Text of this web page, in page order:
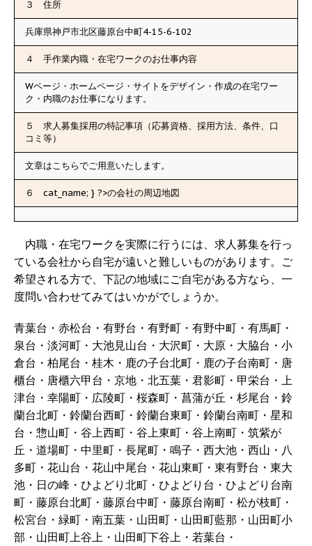
３ 住所
兵庫県神戸市北区藤原台中町4-15-6-102
４ 手作業内職・在宅ワークのお仕事内容
Wページ・ホームページ・サイトをデザイン・作成の在宅ワー
ク・内職のお仕事になります。
５ 求人募集採用の特記事項（応募資格、採用方法、条件、口
コミ等）
文章はこちらでご用意いたします。
６ cat_name; } ?>の会社の周辺地図
内職・在宅ワークを実際に行うには、求人募集を行っ
ている会社から自宅が遠いと難しいものがあります。ご
希望される方で、下記の地域にご自宅がある方なら、一
度問い合わせてみてはいかがでしょうか。
青葉台・赤松台・有野台・有野町・有野中町・有馬町・
泉台・淡河町・大池見山台・大沢町・大原・大脇台・小
倉台・柏尾台・桂木・鹿の子台北町・鹿の子台南町・唐
櫃台・唐櫃六甲台・京地・北五葉・君影町・甲栄台・上
津台・幸陽町・広陵町・桜森町・菖蒲が丘・杉尾台・鈴
蘭台北町・鈴蘭台西町・鈴蘭台東町・鈴蘭台南町・星和
台・惣山町・谷上西町・谷上東町・谷上南町・筑紫が
丘・道場町・中里町・長尾町・鳴子・西大池・西山・八
多町・花山台・花山中尾台・花山東町・東有野台・東大
池・日の峰・ひよどり北町・ひよどり台・ひよどり台南
町・藤原台北町・藤原台中町・藤原台南町・松が枝町・
松宮台・緑町・南五葉・山田町・山田町藍那・山田町小
部・山田町上谷上・山田町下谷上・若葉台・